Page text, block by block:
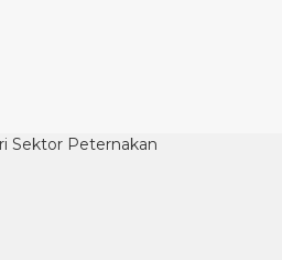
Sektor Peternakan